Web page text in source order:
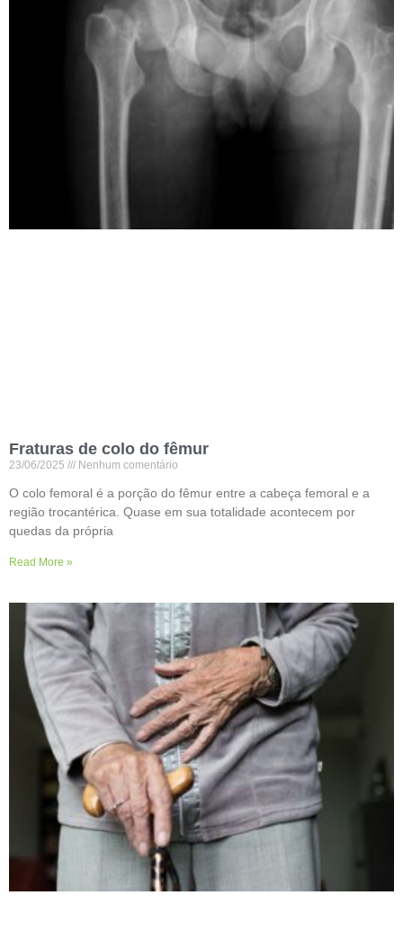
Fraturas de colo do fêmur
23/06/2025 Nenhum comentário
O colo femoral é a porção do fêmur entre a cabeça femoral e a
região trocantérica. Quase em sua totalidade acontecem por
quedas da própria
Read More »